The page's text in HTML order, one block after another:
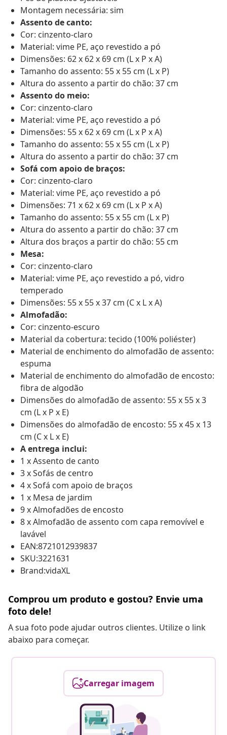
Montagem necessária: sim
Assento de canto:
Cor: cinzento-claro
Material: vime PE, aço revestido a pó
Dimensões: 62 x 62 x 69 cm (L x P x A)
Tamanho do assento: 55 x 55 cm (L x P)
Altura do assento a partir do chão: 37 cm
Assento do meio:
Cor: cinzento-claro
Material: vime PE, aço revestido a pó
Dimensões: 55 x 62 x 69 cm (L x P x A)
Tamanho do assento: 55 x 55 cm (L x P)
Altura do assento a partir do chão: 37 cm
Sofá com apoio de braços:
Cor: cinzento-claro
Material: vime PE, aço revestido a pó
Dimensões: 71 x 62 x 69 cm (L x P x A)
Tamanho do assento: 55 x 55 cm (L x P)
Altura do assento a partir do chão: 37 cm
Altura dos braços a partir do chão: 55 cm
Mesa:
Cor: cinzento-claro
Material: vime PE, aço revestido a pó, vidro
temperado
Dimensões: 55 x 55 x 37 cm (C x L x A)
Almofadão:
Cor: cinzento-escuro
Material da cobertura: tecido (100% poliéster)
Material de enchimento do almofadão de assento:
espuma
Material de enchimento do almofadão de encosto:
fibra de algodão
Dimensões do almofadão de assento: 55 x 55 x 3
cm (L x P x E)
Dimensões do almofadão de encosto: 55 x 45 x 13
cm (C x L x E)
A entrega inclui:
1 x Assento de canto
3 x Sofás de centro
4 x Sofá com apoio de braços
1 x Mesa de jardim
9 x Almofadões de encosto
8 x Almofadão de assento com capa removível e
lavável
EAN:8721012939837
SKU:3221631
Brand:vidaXL
Comprou um produto e gostou? Envie uma
foto dele!
A sua foto pode ajudar outros clientes. Utilize o link
abaixo para começar.
Carregar imagem